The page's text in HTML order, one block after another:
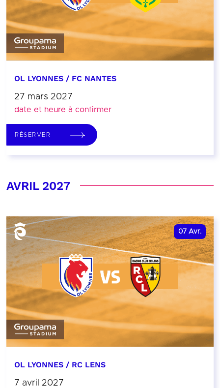
OL LYONNES / FC NANTES
27 mars 2027
date et heure à confirmer
RÉSERVER
AVRIL 2027
07 Avr.
OL LYONNES / RC LENS
7 avril 2027